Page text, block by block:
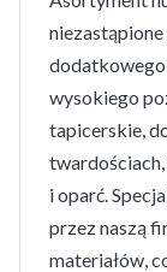
dodatkowego
wysokiego
tapicerskie,
i oparć.
przez naszą
materiałów,